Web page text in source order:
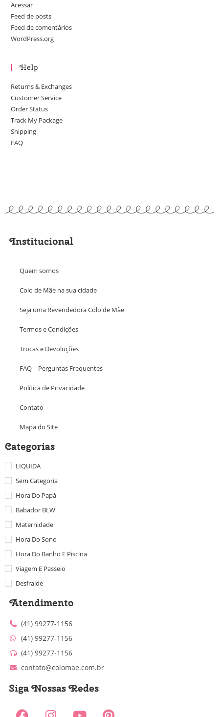
Acessar
Feed de posts
Feed de comentários
WordPress.org
Help
Returns & Exchanges
Customer Service
Order Status
Track My Package
Shipping
FAQ
Institucional
Quem somos
Colo de Mãe na sua cidade
Seja uma Revendedora Colo de Mãe
Termos e Condições
Trocas e Devoluções
FAQ – Perguntas Frequentes
Política de Privacidade
Contato
Mapa do Site
Categorias
LIQUIDA
Sem Categoria
Hora Do Papá
Babador BLW
Maternidade
Hora Do Sono
Hora Do Banho E Piscina
Viagem E Passeio
Desfralde
Atendimento
(41) 99277-1156
(41) 99277-1156
(41) 99277-1156
contato@colomae.com.br
Siga Nossas Redes